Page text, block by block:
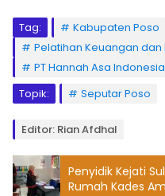
Tag:
Kabupaten Poso
Pelatihan Keuangan
PT Hannah Asa Indonesia
Topik:
Seputar Poso
Editor: Rian Afdhal
Penyidik Kejati
Rumah Kades